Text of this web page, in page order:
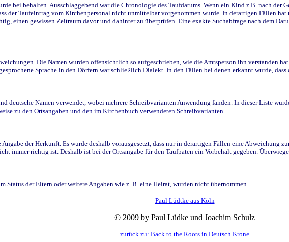
bei behalten. Ausschlaggebend war die Chronologie des Taufdatums. Wenn ein Kind z.B. nach der
der Taufeintrag vom Kirchenpersonal nicht unmittelbar vorgenommen wurde. In derartigen Fällen
einen gewissen Zeitraum davor und dahinter zu überprüfen. Eine exakte Suchabfrage nach dem
Die Namen wurden offensichtlich so aufgeschrieben, wie die Amtsperson ihn verstanden
Sprache in den Dörfern war schließlich Dialekt. In den Fällen bei denen erkannt wurde,
deutsche Namen verwendet, wobei mehrere Schreibvarianten Anwendung fanden. In dieser Liste
zu den Ortsangaben und den im Kirchenbuch verwendeten Schreibvarianten.
der Herkunft. Es wurde deshalb vorausgesetzt, dass nur in derartigen Fällen eine Abweichung
immer richtig ist. Deshalb ist bei der Ortsangabe für den Taufpaten ein Vorbehalt gegeben.
der Eltern oder weitere Angaben wie z. B. eine Heirat, wurden nicht übernommen.
Paul Lüdtke aus Köln
© 2009 by Paul Lüdke und Joachim Schulz
zurück zu: Back to the Roots in Deutsch Krone